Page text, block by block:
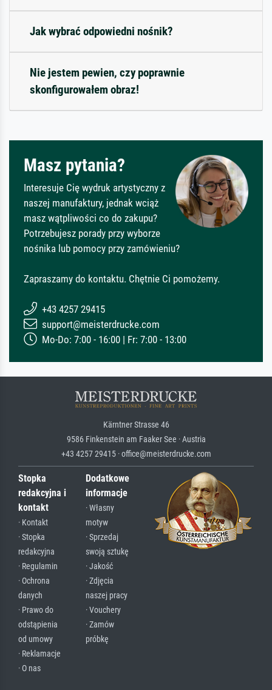
Jak wybrać odpowiedni nośnik?
Nie jestem pewien, czy poprawnie
skonfigurowałem obraz!
Masz pytania?
Interesuje Cię wydruk artystyczny z
naszej manufaktury, jednak wciąż
masz wątpliwości co do zakupu?
Potrzebujesz porady przy wyborze
nośnika lub pomocy przy zamówieniu?
Zapraszamy do kontaktu. Chętnie Ci pomożemy.
+43 4257 29415
support@meisterdrucke.com
Mo-Do: 7:00 - 16:00 | Fr: 7:00 - 13:00
Kärntner Strasse 46
9586 Finkenstein am Faaker See · Austria
+43 4257 29415 · office@meisterdrucke.com
Stopka
redakcyjna i
kontakt
· Kontakt
· Stopka
redakcyjna
· Regulamin
· Ochrona
danych
· Prawo do
odstąpienia
od umowy
· Reklamacje
· O nas
Dodatkowe
informacje
· Własny
motyw
· Sprzedaj
swoją sztukę
· Jakość
· Zdjęcia
naszej pracy
· Vouchery
· Zamów
próbkę